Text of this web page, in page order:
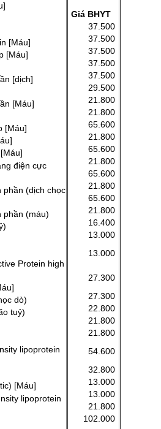
[Máu]
[Máu]
[dịch]
[Máu]
[Máu]
điện cực
(dịch chọc
phần (máu)
Protein high
dò)
tuỷ)
lipoprotein
[Máu]
lipoprotein
Giá BHYT
37.500
37.500
37.500
37.500
37.500
29.500
21.800
21.800
65.600
21.800
65.600
21.800
65.600
21.800
65.600
21.800
16.400
13.000
13.000
27.300
27.300
22.800
21.800
21.800
54.600
32.800
13.000
13.000
21.800
102.000